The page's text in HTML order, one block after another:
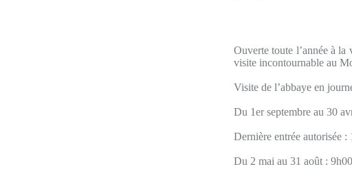
Ouverte toute l’année à
visite incontournable au
Visite de l’abbaye en
Du 1er septembre au 30
Dernière entrée autorisée
Du 2 mai au 31 août :